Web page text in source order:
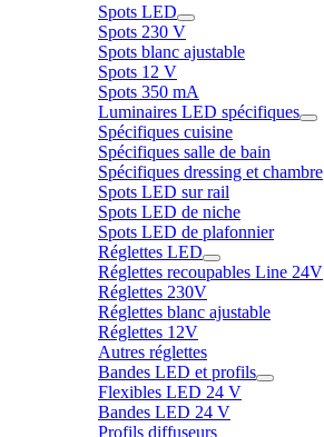
Spots LED
Spots 230 V
Spots blanc ajustable
Spots 12 V
Spots 350 mA
Luminaires LED spécifiques
Spécifiques cuisine
Spécifiques salle de bain
Spécifiques dressing et chambre
Spots LED sur rail
Spots LED de niche
Spots LED de plafonnier
Réglettes LED
Réglettes recoupables Line 24V
Réglettes 230V
Réglettes blanc ajustable
Réglettes 12V
Autres réglettes
Bandes LED et profils
Flexibles LED 24 V
Bandes LED 24 V
Profils diffuseurs